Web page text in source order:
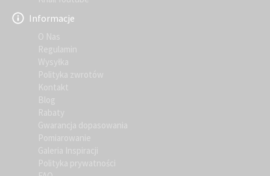
Informacje
O Nas
Regulamin
Wysyłka
Polityka zwrotów
Kontakt
Blog
Rabaty
Gwarancja dopasowania
Pomiarowanie
Galeria Inspiracji
Polityka prywatności